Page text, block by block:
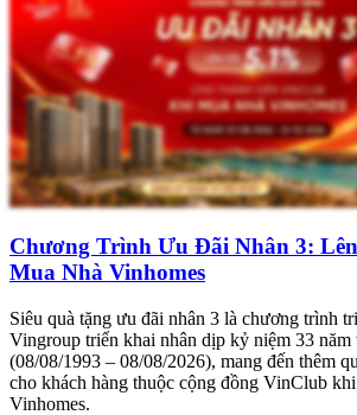
Chương Trình Ưu Đãi Nhân 3:
Mua Nhà Vinhomes
Siêu quà tặng ưu đãi nhân 3 là chương trình
Vingroup triển khai nhân dịp kỷ niệm 33 năm
(08/08/1993 – 08/08/2026), mang đến thêm
cho khách hàng thuộc cộng đồng VinClub
Vinhomes.